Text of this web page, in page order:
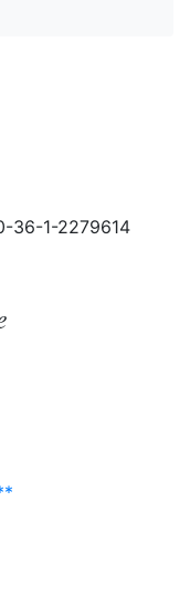
36-1-2279614